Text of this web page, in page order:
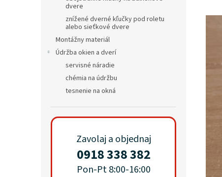
dvere
znížené dverné kľučky pod roletu
alebo sieťkové dvere
Montážny materiál
Údržba okien a dverí
servisné náradie
chémia na údržbu
tesnenie na okná
Zavolaj a objednaj
0918 338 382
Pon-Pt 8:00-16:00